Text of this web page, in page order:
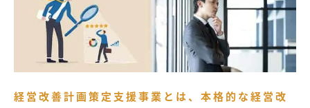
経営改善計画策定支援事業とは、本格的な経営改